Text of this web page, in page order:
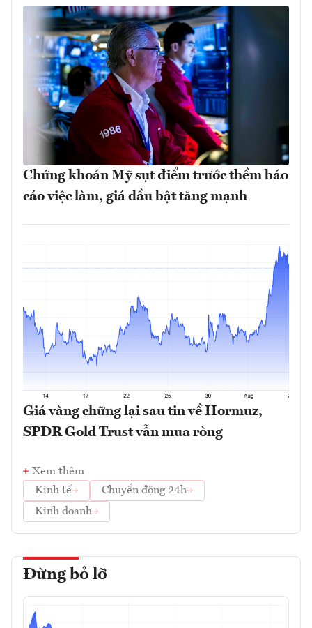
Chứng khoán Mỹ sụt điểm trước thềm báo
cáo việc làm, giá dầu bật tăng mạnh
Giá vàng chững lại sau tin về Hormuz,
SPDR Gold Trust vẫn mua ròng
Xem thêm
Kinh tế
Chuyển động 24h
Kinh doanh
Đừng bỏ lỡ